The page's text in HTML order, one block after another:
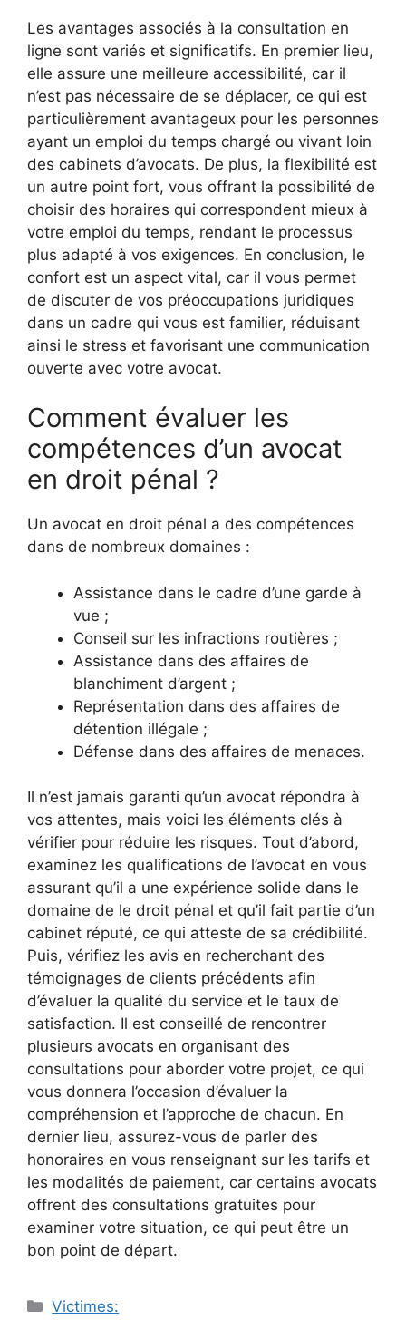
Les avantages associés à la consultation en
ligne sont variés et significatifs. En premier lieu,
elle assure une meilleure accessibilité, car il
n’est pas nécessaire de se déplacer, ce qui est
particulièrement avantageux pour les personnes
ayant un emploi du temps chargé ou vivant loin
des cabinets d’avocats. De plus, la flexibilité est
un autre point fort, vous offrant la possibilité de
choisir des horaires qui correspondent mieux à
votre emploi du temps, rendant le processus
plus adapté à vos exigences. En conclusion, le
confort est un aspect vital, car il vous permet
de discuter de vos préoccupations juridiques
dans un cadre qui vous est familier, réduisant
ainsi le stress et favorisant une communication
ouverte avec votre avocat.
Comment évaluer les
compétences d’un avocat
en droit pénal ?
Un avocat en droit pénal a des compétences
dans de nombreux domaines :
Assistance dans le cadre d’une garde à
vue ;
Conseil sur les infractions routières ;
Assistance dans des affaires de
blanchiment d’argent ;
Représentation dans des affaires de
détention illégale ;
Défense dans des affaires de menaces.
Il n’est jamais garanti qu’un avocat répondra à
vos attentes, mais voici les éléments clés à
vérifier pour réduire les risques. Tout d’abord,
examinez les qualifications de l’avocat en vous
assurant qu’il a une expérience solide dans le
domaine de le droit pénal et qu’il fait partie d’un
cabinet réputé, ce qui atteste de sa crédibilité.
Puis, vérifiez les avis en recherchant des
témoignages de clients précédents afin
d’évaluer la qualité du service et le taux de
satisfaction. Il est conseillé de rencontrer
plusieurs avocats en organisant des
consultations pour aborder votre projet, ce qui
vous donnera l’occasion d’évaluer la
compréhension et l’approche de chacun. En
dernier lieu, assurez-vous de parler des
honoraires en vous renseignant sur les tarifs et
les modalités de paiement, car certains avocats
offrent des consultations gratuites pour
examiner votre situation, ce qui peut être un
bon point de départ.
Catégories
Victimes: